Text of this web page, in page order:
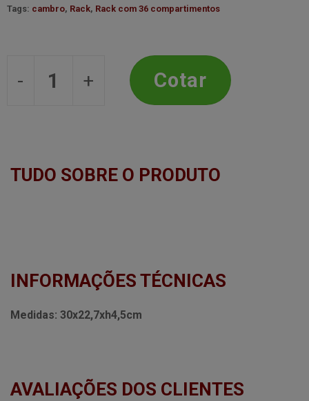
Tags: cambro, Rack, Rack com 36 compartimentos
Rack 36 Compartimentos
Cotar
TUDO SOBRE O PRODUTO
INFORMAÇÕES TÉCNICAS
Medidas: 30x22,7xh4,5cm
AVALIAÇÕES DOS CLIENTES